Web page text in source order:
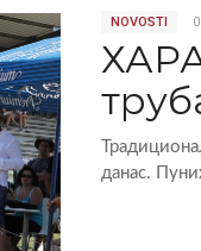
NOVOSTI
данас.